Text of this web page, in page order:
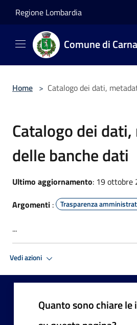
Regione Lombardia
Comune di
Home > Catalogo dei dati,
Catalogo dei
delle banche dati
Ultimo aggiornamento: 19 ottobre
Argomenti : Trasparenza
...
Vedi azioni
Quanto sono chiare